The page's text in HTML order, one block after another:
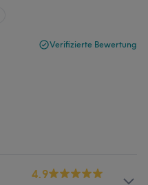
Verifizierte Bewertung
4.9